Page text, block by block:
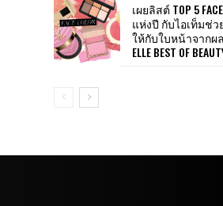
เผยลิสต์ TOP 5 FACE
แห่งปี กับไอเท็มช่
ให้กับใบหน้าจากผ
ELLE BEST OF